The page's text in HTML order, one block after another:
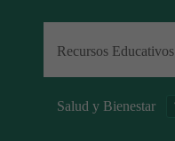
Recursos Educativos
Salud y Bienestar